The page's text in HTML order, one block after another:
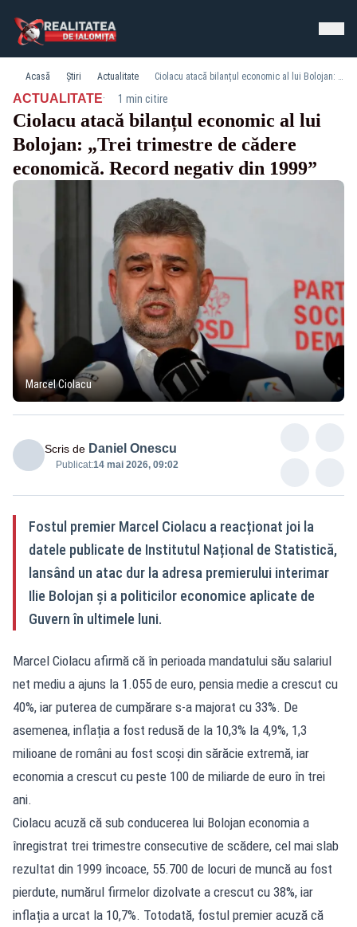
Acasă Știri Actualitate Ciolacu atacă bilanțul economic al lui Bolojan: „Trei trimestre de cădere economică. Record negativ din 1999”
ACTUALITATE· 1 min citire
Ciolacu atacă bilanțul economic al lui
Bolojan: „Trei trimestre de cădere
economică. Record negativ din 1999”
Marcel Ciolacu
Scris de Daniel Onescu
Publicat:14 mai 2026, 09:02
Fostul premier Marcel Ciolacu a reacționat joi la
datele publicate de Institutul Național de Statistică,
lansând un atac dur la adresa premierului interimar
Ilie Bolojan și a politicilor economice aplicate de
Guvern în ultimele luni.
Marcel Ciolacu afirmă că în perioada mandatului său salariul
net mediu a ajuns la 1.055 de euro, pensia medie a crescut cu
40%, iar puterea de cumpărare s-a majorat cu 33%. De
asemenea, inflația a fost redusă de la 10,3% la 4,9%, 1,3
milioane de români au fost scoși din sărăcie extremă, iar
economia a crescut cu peste 100 de miliarde de euro în trei
ani.
Ciolacu acuză că sub conducerea lui Bolojan economia a
înregistrat trei trimestre consecutive de scădere, cel mai slab
rezultat din 1999 încoace, 55.700 de locuri de muncă au fost
pierdute, numărul firmelor dizolvate a crescut cu 38%, iar
inflația a urcat la 10,7%. Totodată, fostul premier acuză că